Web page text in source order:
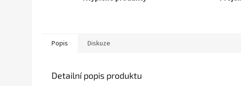
Popis Diskuze
Detailní popis produktu